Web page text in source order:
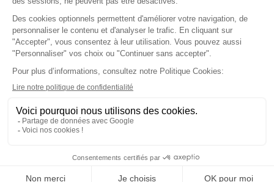
Nous rejoindre
Nous contacter
Retrouvez-nous sur les réseaux sociaux: